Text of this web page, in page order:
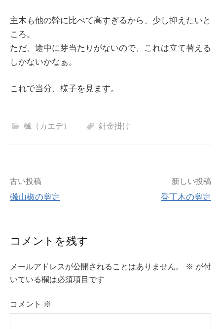
主木も他の幹に比べて高すぎるから、少し抑えたいと
ころ。
ただ、途中に芽当たりがないので、これは立て替える
しかないかなぁ。
これで当分、様子を見ます。
楓（カエデ） 針金掛け
投
稿
ビ
ゲ
ー
シ
古い投稿
磯山椒の剪定
新しい投稿
香丁木の剪定
コメントを残す
メールアドレスが公開されることはありません。 ※ が付
いている欄は必須項目です
コメント ※